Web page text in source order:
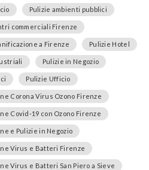
Pulizie ambienti pubblici
commerciali Firenze
a Firenze Pulizie Hotel
Pulizie in Negozio
Pulizie Ufficio
Corona Virus Ozono Firenze
Covid-19 con Ozono Firenze
e Pulizie in Negozio
Virus e Batteri Firenze
Virus e Batteri San Piero a Sieve